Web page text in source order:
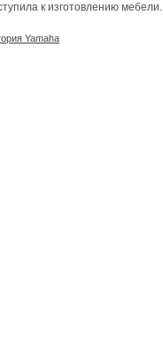
к изготовлению мебели.
Yamaha